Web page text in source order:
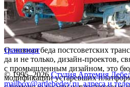
Основная беда постсоветских
да и не только, дизайн-проектов,
с промышленным дизайном, это
модификации устаревших
транспорт
© 1995–2026 Студия Артемия
mailbox@artlebedev.ru, адреса и